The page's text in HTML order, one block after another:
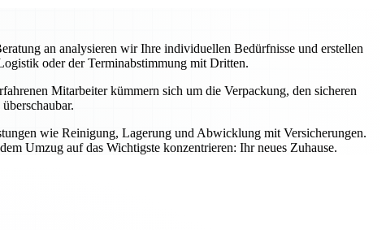
an analysieren wir Ihre individuellen Bedürfnisse und erstellen
oder der Terminabstimmung mit Dritten.
Mitarbeiter kümmern sich um die Verpackung, den sicheren
wie Reinigung, Lagerung und Abwicklung mit Versicherungen.
Umzug auf das Wichtigste konzentrieren: Ihr neues Zuhause.